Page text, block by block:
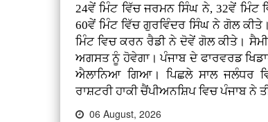
24ਵੇਂ ਮਿੰਟ ਵਿੱਚ ਜਰਮਨ ਸਿੰਘ ਨੇ, 32ਵੇਂ ਮਿੰਟ
60ਵੇਂ ਮਿੰਟ ਵਿੱਚ ਗੁਰਵਿੰਦਰ ਸਿੰਘ ਨੇ ਗੋਲ
ਮਿੰਟ ਵਿਚ ਕਰਨ ਰੈਡੀ ਨੇ ਦੋਵੇਂ ਗੋਲ ਕੀਤੇ।
ਅਗਸਤ ਨੂੰ ਹੋਵੇਗਾ। ਪੰਜਾਬ ਦੇ ਫਾਰਵਰਡ
ਐਲਾਨਿਆ ਗਿਆ। ਪਿਛਲੇ ਸਾਲ ਜਲੰਧਰ
ਰਾਸ਼ਟਰੀ ਹਾਕੀ ਚੈਂਪੀਅਨਸ਼ਿਪ ਵਿਚ ਪੰਜਾਬ ਨੇ
06 August, 2026